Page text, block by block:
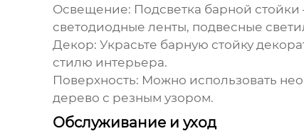
Освещение: Подсветка барной
светодиодные ленты, подвесные
Декор: Украсьте барную стойку
стилю интерьера.
Поверхность: Можно использовать
дерево с резным узором.
Обслуживание и уход